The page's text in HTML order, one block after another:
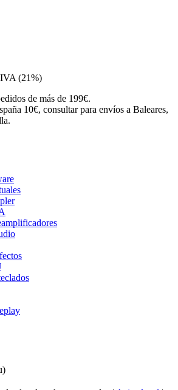
(21%)
de más de 199€.
10€, consultar para envíos a Baleares,